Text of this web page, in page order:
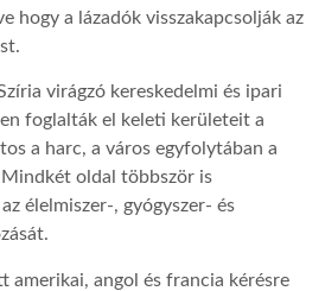
hogy a lázadók visszakapcsolják az
virágzó kereskedelmi és ipari
foglalták el keleti kerületeit a
a harc, a város egyfolytában a
oldal többször is
élelmiszer-, gyógyszer- és
amerikai, angol és francia kérésre